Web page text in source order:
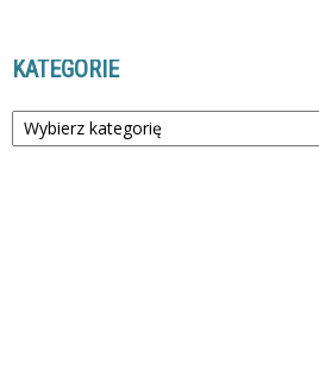
KATEGORIE
Kategorie